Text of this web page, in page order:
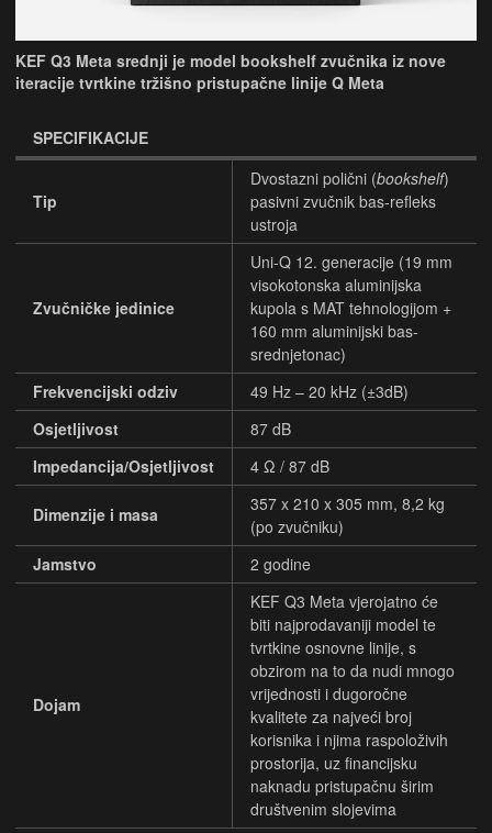
KEF Q3 Meta srednji je model bookshelf zvučnika iz nove
iteracije tvrtkine tržišno pristupačne linije Q Meta
SPECIFIKACIJE
Tip
Dvostazni polični (bookshelf)
pasivni zvučnik bas-refleks
ustroja
Zvučničke jedinice
Uni-Q 12. generacije (19 mm
visokotonska aluminijska
kupola s MAT tehnologijom +
160 mm aluminijski bas-
srednjetonac)
Frekvencijski odziv
49 Hz – 20 kHz (±3dB)
Osjetljivost
87 dB
Impedancija/Osjetljivost
4 Ω / 87 dB
Dimenzije i masa
357 x 210 x 305 mm, 8,2 kg
(po zvučniku)
Jamstvo
2 godine
Dojam
KEF Q3 Meta vjerojatno će
biti najprodavaniji model te
tvrtkine osnovne linije, s
obzirom na to da nudi mnogo
vrijednosti i dugoročne
kvalitete za najveći broj
korisnika i njima raspoloživih
prostorija, uz financijsku
naknadu pristupačnu širim
društvenim slojevima